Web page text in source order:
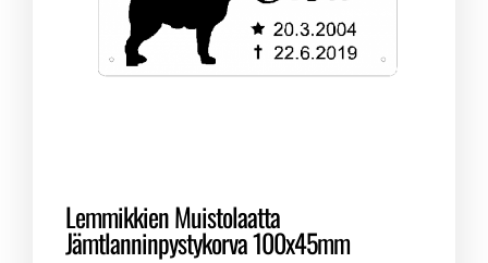
Lemmikkien Muistolaatta
Jämtlanninpystykorva 100x45mm